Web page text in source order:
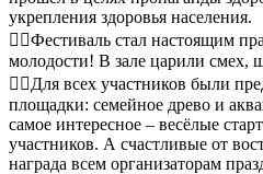
укрепления здоровья населения.
🤸‍♀️Фестиваль стал настоящим
молодости! В зале царили смех,
🤾‍♀️Для всех участников были
площадки: семейное древо и
самое интересное – весёлые
участников. А счастливые от
награда всем организаторам